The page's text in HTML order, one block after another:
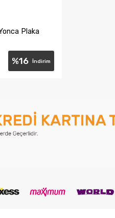
Plaka
%16 İndirim